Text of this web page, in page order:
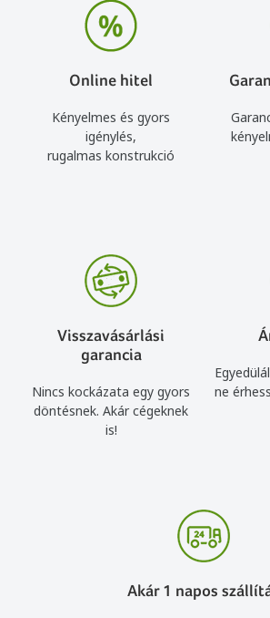
Online hitel
Kényelmes és gyors
igénylés,
rugalmas konstrukció
Visszavásárlási
garancia
Nincs kockázata egy gyors
döntésnek. Akár cégeknek
is!
ne
Akár 1 napos